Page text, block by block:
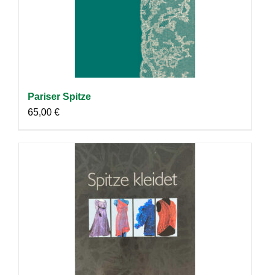
Pariser Spitze
65,00 €